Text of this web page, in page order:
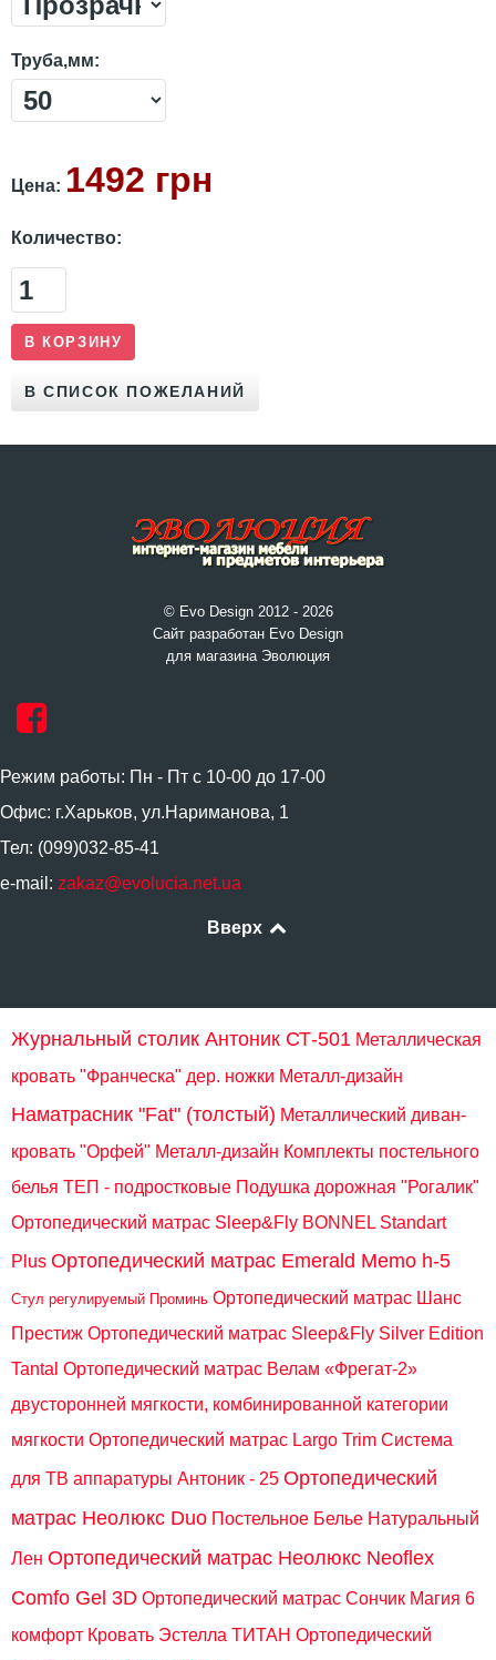
Труба,мм:
Цена: 1492 грн
Количество:
© Evo Design 2012 - 2026
Сайт разработан Evo Design
для магазина Эволюция
Режим работы: Пн - Пт с 10-00 до 17-00
Офис: г.Харьков, ул.Нариманова, 1
Тел: (099)032-85-41
e-mail: zakaz@evolucia.net.ua
Вверх
Журнальный столик Антоник СТ-501 Металлическая
кровать "Франческа" дер. ножки Металл-дизайн
Наматрасник "Fat" (толстый) Металлический диван-
кровать "Орфей" Металл-дизайн Комплекты постельного
белья ТЕП - подростковые Подушка дорожная "Рогалик"
Ортопедический матрас Sleep&Fly BONNEL Standart
Plus Ортопедический матрас Emerald Memo h-5
Стул регулируемый Проминь Ортопедический матрас Шанс
Престиж Ортопедический матрас Sleep&Fly Silver Edition
Tantal Ортопедический матрас Велам «Фрегат-2»
двусторонней мягкости, комбинированной категории
мягкости Ортопедический матрас Largo Trim Система
для ТВ аппаратуры Антоник - 25 Ортопедический
матрас Неолюкс Duo Постельное Белье Натуральный
Лен Ортопедический матрас Неолюкс Neoflex
Comfo Gel 3D Ортопедический матрас Сончик Магия 6
комфорт Кровать Эстелла ТИТАН Ортопедический